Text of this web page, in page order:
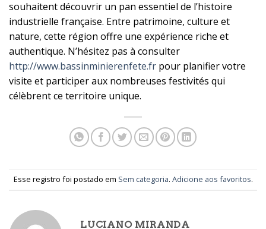
souhaitent découvrir un pan essentiel de l’histoire
industrielle française. Entre patrimoine, culture et
nature, cette région offre une expérience riche et
authentique. N’hésitez pas à consulter
http://www.bassinminierenfete.fr pour planifier votre
visite et participer aux nombreuses festivités qui
célèbrent ce territoire unique.
Esse registro foi postado em Sem categoria. Adicione aos favoritos.
LUCIANO MIRANDA